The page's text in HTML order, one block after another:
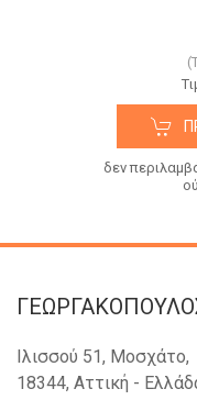
δεν
Ιλισσού 51, Μοσχάτο,
18344, Αττική -